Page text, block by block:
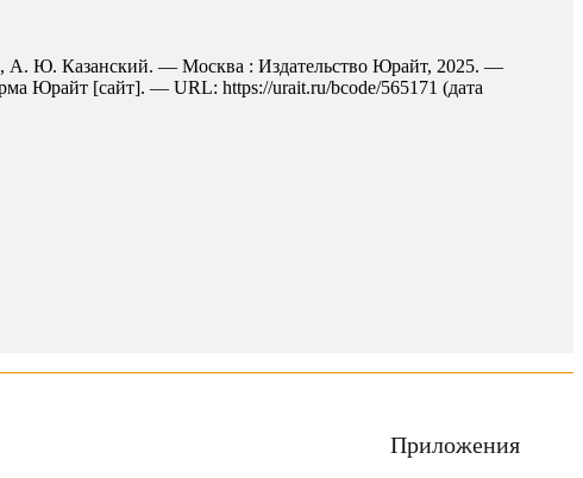
А. Ю. Казанский. — Москва : Издательство Юрайт, 2025. —
Юрайт [сайт]. — URL: https://urait.ru/bcode/565171 (дата
Приложения